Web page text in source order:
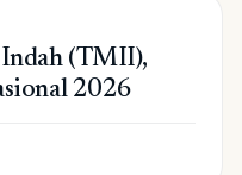
(TMII),
2026